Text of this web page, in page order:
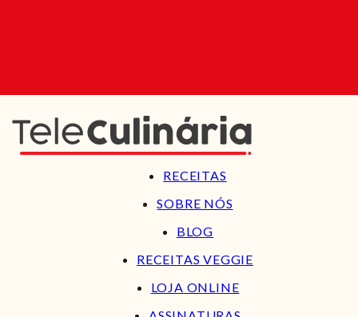
RECEITAS
SOBRE NÓS
BLOG
RECEITAS VEGGIE
LOJA ONLINE